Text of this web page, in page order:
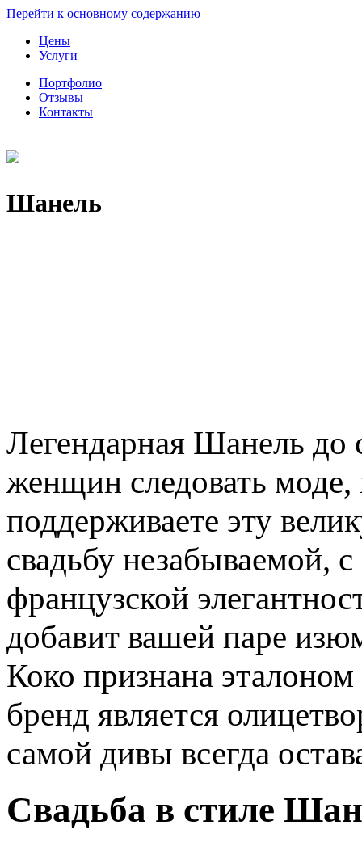
Перейти к основному содержанию
Цены
Услуги
Портфолио
Отзывы
Контакты
Шанель
Легендарная Шанель до
женщин следовать
поддерживаете эту
свадьбу незабываемой,
французской
добавит вашей паре
Коко признана
бренд является
самой дивы всегда
Свадьба в стиле